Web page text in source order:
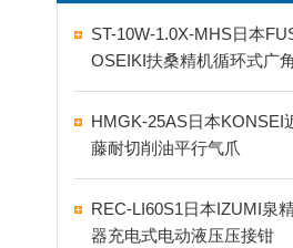
ST-10W-1.0X-MHS日本
OSEIKI扶桑精机循环式广角
自动喷嘴
HMGK-25AS日本KONSEI
藤耐切削油平行气爪
REC-LI60S1日本IZUMI泉
器充电式电动液压压接钳